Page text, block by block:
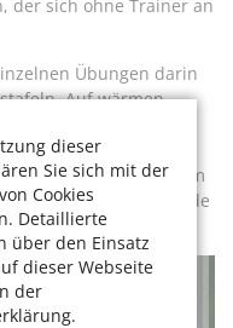
dieser
Sie sich mit der
Cookies
Detaillierte
über den Einsatz
dieser Webseite
der
der sich ohne Trainer an
Übungen darin
Auf wärmen,
und
– so lauten die
Gerät sind außer dem
Ein Farbcode